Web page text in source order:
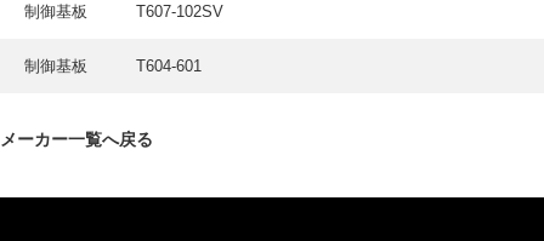
INTERVIEW
制御基板 T607-102SV
制御基板 T604-601
メーカー一覧へ戻る